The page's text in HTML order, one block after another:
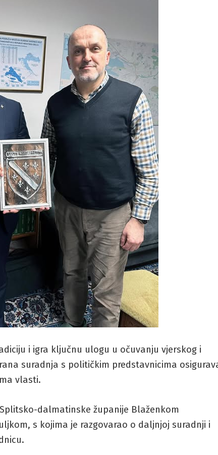
i igra ključnu ulogu u očuvanju vjerskog i
suradnja s političkim predstavnicima
vlasti.
dalmatinske županije Blaženkom
s kojima je razgovarao o daljnjoj suradnji i